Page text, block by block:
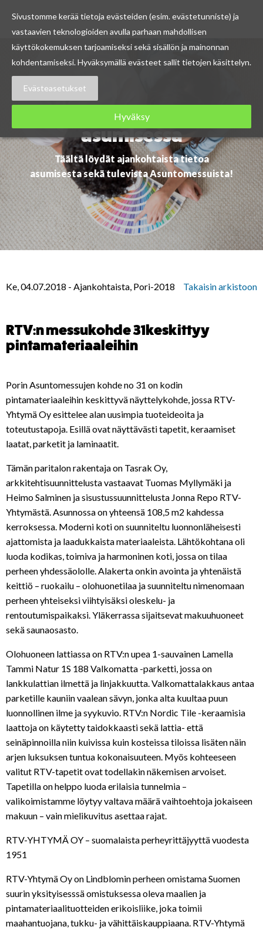
Skip
Ajankohtaista
asumisessa
Täältä löydät ajankohtaista tietoa
asumisesta sekä tulevista Asuntomessuista!
Ke, 04.07.2018 - Ajankohtaista, Pori-2018 Takaisin arkistoon
RTV:n messukohde 31keskittyy
pintamateriaaleihin
Porin Asuntomessujen kohde no 31 on kodin
pintamateriaaleihin keskittyvä näyttelykohde, jossa RTV-
Yhtymä Oy esittelee alan uusimpia tuoteideoita ja
toteutustapoja. Esillä ovat näyttävästi tapetit, keraamiset
laatat, parketit ja laminaatit.
Tämän paritalon rakentaja on Tasrak Oy,
arkkitehtisuunnittelusta vastaavat Tuomas Myllymäki ja
Heimo Salminen ja sisustussuunnittelusta Jonna Repo RTV-
Yhtymästä. Asunnossa on yhteensä 108,5 m2 kahdessa
kerroksessa. Moderni koti on suunniteltu luonnonläheisesti
ajattomista ja laadukkaista materiaaleista. Lähtökohtana oli
luoda kodikas, toimiva ja harmoninen koti, jossa on tilaa
perheen yhdessäololle. Alakerta onkin avointa ja yhtenäistä
keittiö – ruokailu – olohuonetilaa ja suunniteltu nimenomaan
perheen yhteiseksi viihtyisäksi oleskelu- ja
rentoutumispaikaksi. Yläkerrassa sijaitsevat makuuhuoneet
sekä saunaosasto.
Olohuoneen lattiassa on RTV:n upea 1-sauvainen Lamella
Tammi Natur 1S 188 Valkomatta -parketti, jossa on
lankkulattian ilmettä ja linjakkuutta. Valkomattalakkaus antaa
parketille kauniin vaalean sävyn, jonka alta kuultaa puun
luonnollinen ilme ja syykuvio. RTV:n Nordic Tile -keraamisia
laattoja on käytetty taidokkaasti sekä lattia- että
seinäpinnoilla niin kuivissa kuin kosteissa tiloissa lisäten näin
arjen luksuksen tuntua kokonaisuuteen. Myös kohteeseen
valitut RTV-tapetit ovat todellakin näkemisen arvoiset.
Tapetilla on helppo luoda erilaisia tunnelmia –
valikoimistamme löytyy valtava määrä vaihtoehtoja jokaiseen
makuun – vain mielikuvitus asettaa rajat.
RTV-YHTYMÄ OY – suomalaista perheyrittäjyyttä vuodesta
1951
RTV-Yhtymä Oy on Lindblomin perheen omistama Suomen
suurin yksityisesssä omistuksessa oleva maalien ja
pintamateriaalituotteiden erikoisliike, joka toimii
maahantuojana, tukku- ja vähittäiskauppiaana. RTV-Yhtymä
Sivustomme kerää tietoja evästeiden (esim. evästetunniste) ja
vastaavien teknologioiden avulla parhaan mahdollisen
käyttökokemuksen tarjoamiseksi sekä sisällön ja mainonnan
kohdentamiseksi. Hyväksymällä evästeet sallit tietojen käsittelyn.
Evästeasetukset
Hyväksy